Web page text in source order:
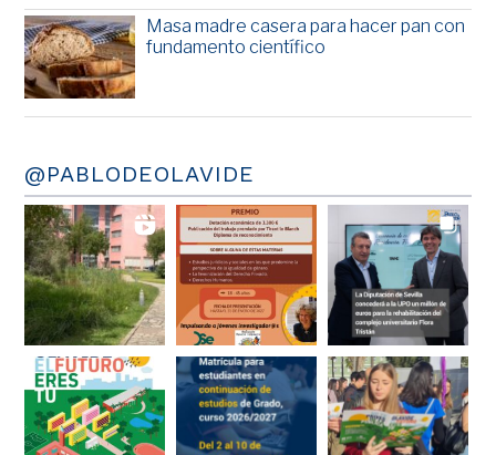
Masa madre casera para hacer pan con
fundamento científico
@PABLODEOLAVIDE